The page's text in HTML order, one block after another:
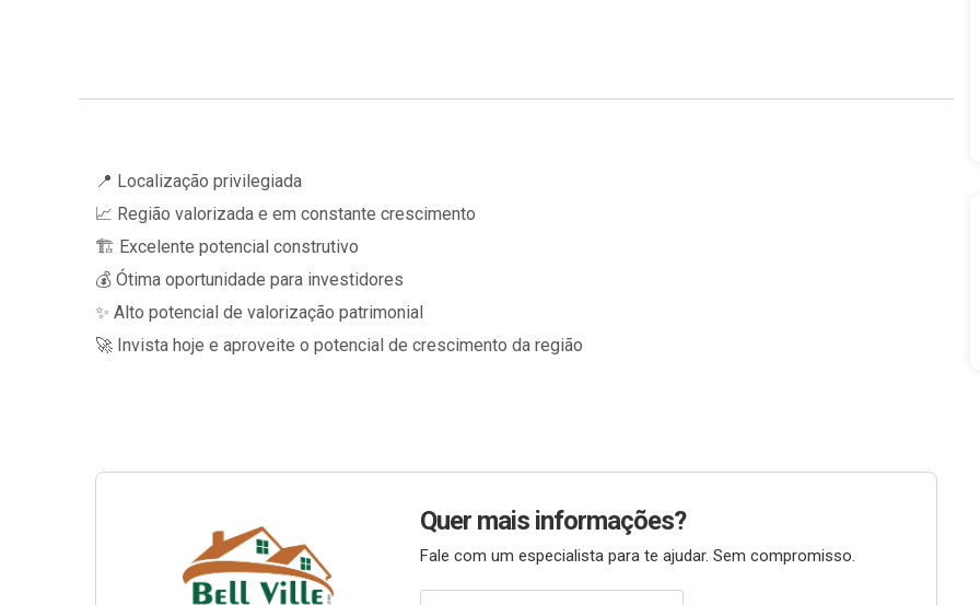
📍 Localização privilegiada
📈 Região valorizada e em constante crescimento
🏗️ Excelente potencial construtivo
💰 Ótima oportunidade para investidores
✨ Alto potencial de valorização patrimonial
🚀 Invista hoje e aproveite o potencial de crescimento da região
Quer mais informações?
Fale com um especialista para te ajudar. Sem compromisso.